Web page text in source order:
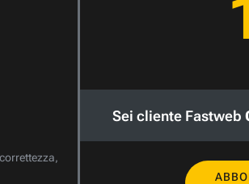
Sei cliente Fastweb